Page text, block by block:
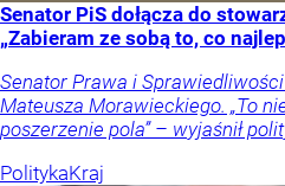
Senator PiS dołącza do
„Zabieram ze sobą to, co
Senator Prawa i
Mateusza Morawieckiego. „To
poszerzenie pola” – wyjaśnił
PolitykaKraj